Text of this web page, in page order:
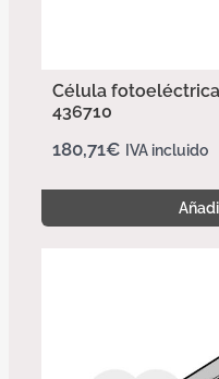
Célula
436710
180,71€ IVA incluido